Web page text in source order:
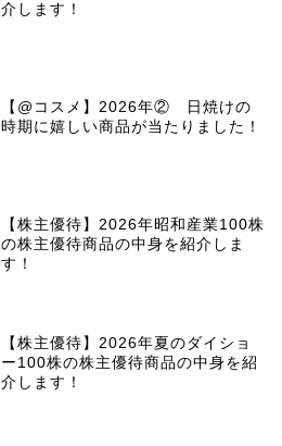
介します！
【@コスメ】2026年② 日焼けの
時期に嬉しい商品が当たりました！
【株主優待】2026年昭和産業100株
の株主優待商品の中身を紹介しま
す！
【株主優待】2026年夏のダイショ
ー100株の株主優待商品の中身を紹
介します！